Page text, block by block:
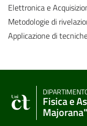
Elettronica e
Metodologie di
Applicazione di
Fisica e
Majorana"